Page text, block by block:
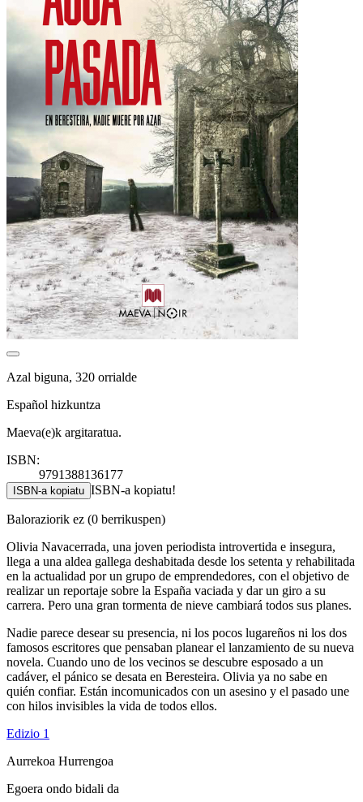
Azal biguna, 320 orrialde
Español hizkuntza
Maeva(e)k argitaratua.
ISBN:
9791388136177
ISBN-a kopiatu ISBN-a kopiatu!
Baloraziorik ez (0 berrikuspen)
Olivia Navacerrada, una joven periodista introvertida e insegura,
llega a una aldea gallega deshabitada desde los setenta y rehabilitada
en la actualidad por un grupo de emprendedores, con el objetivo de
realizar un reportaje sobre la España vaciada y dar un giro a su
carrera. Pero una gran tormenta de nieve cambiará todos sus planes.
Nadie parece desear su presencia, ni los pocos lugareños ni los dos
famosos escritores que pensaban planear el lanzamiento de su nueva
novela. Cuando uno de los vecinos se descubre esposado a un
cadáver, el pánico se desata en Beresteira. Olivia ya no sabe en
quién confiar. Están incomunicados con un asesino y el pasado une
con hilos invisibles la vida de todos ellos.
Edizio 1
Aurrekoa Hurrengoa
Egoera ondo bidali da